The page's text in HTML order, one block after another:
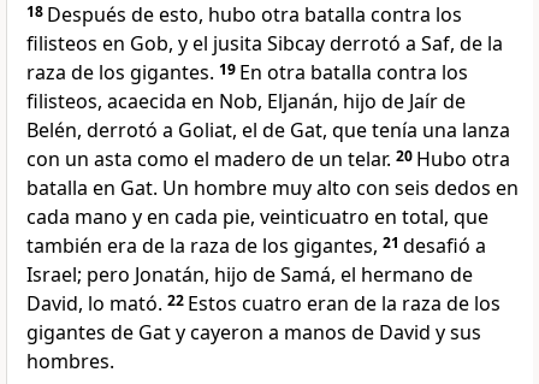
18 Después de esto, hubo otra batalla contra los
filisteos en Gob, y el jusita Sibcay derrotó a Saf, de la
raza de los gigantes. 19 En otra batalla contra los
filisteos, acaecida en Nob, Eljanán, hijo de Jaír de
Belén, derrotó a Goliat, el de Gat, que tenía una lanza
con un asta como el madero de un telar. 20 Hubo otra
batalla en Gat. Un hombre muy alto con seis dedos en
cada mano y en cada pie, veinticuatro en total, que
también era de la raza de los gigantes, 21 desafió a
Israel; pero Jonatán, hijo de Samá, el hermano de
David, lo mató. 22 Estos cuatro eran de la raza de los
gigantes de Gat y cayeron a manos de David y sus
hombres.